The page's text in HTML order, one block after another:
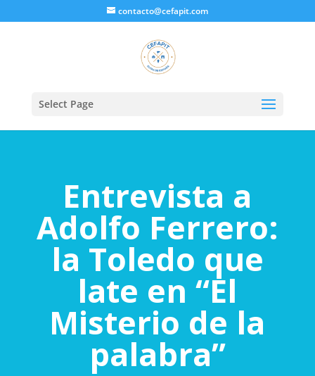
contacto@cefapit.com
Select Page
Entrevista a
Adolfo Ferrero:
la Toledo que
late en “El
Misterio de la
palabra”